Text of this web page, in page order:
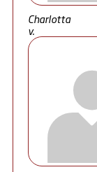
Charlotta
v.